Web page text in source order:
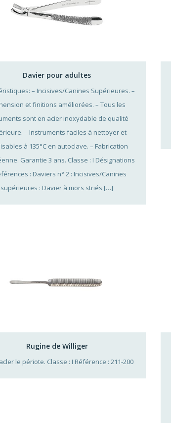
Davier pour adultes
– Incisives/Canines Supérieures. –
et finitions améliorées. – Tous les
sont en acier inoxydable de qualité
– Instruments faciles à nettoyer et
à 135°C en autoclave. – Fabrication
Garantie 3 ans. Classe : I Désignations
: Daviers n° 2 : Incisives/Canines
supérieures : Davier à mors striés […]
Rugine de Williger
le périote. Classe : I Référence : 211-200